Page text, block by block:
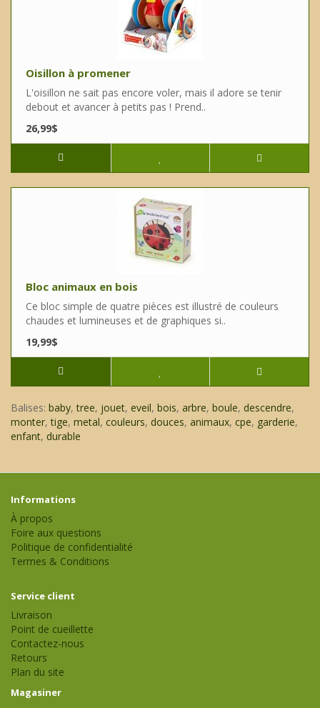
Oisillon à promener
L'oisillon ne sait pas encore voler, mais il adore se tenir
debout et avancer à petits pas ! Prend..
26,99$
Bloc animaux en bois
Ce bloc simple de quatre pièces est illustré de couleurs
chaudes et lumineuses et de graphiques si..
19,99$
Balises: baby,tree, jouet, eveil, bois, arbre, boule, descendre,
monter,tige, metal, couleurs, douces, animaux, cpe, garderie,
enfant, durable
Informations
À propos
Foire aux questions
Politique de confidentialité
Termes & Conditions
Service client
Livraison
Point de cueillette
Contactez-nous
Retours
Plan du site
Magasiner